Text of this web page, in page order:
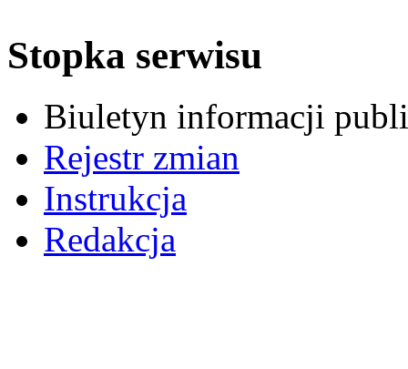
Stopka serwisu
Biuletyn informacji
Rejestr zmian
Instrukcja
Redakcja